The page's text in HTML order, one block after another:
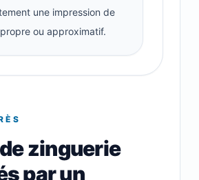
une impression de
ou approximatif.
zinguerie
par un